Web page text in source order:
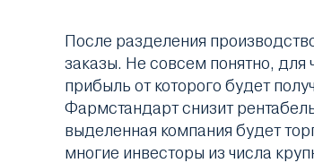
После разделения
заказы. Не совсем понятно,
прибыль от которого будет
Фармстандарт снизит
выделенная компания будет
многие инвесторы из числа